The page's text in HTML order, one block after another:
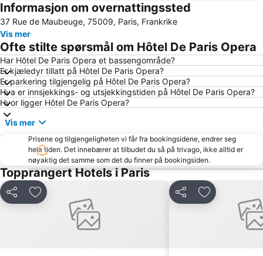
9th district Opéra
3rd district Temple
4th district Hôtel-de-Ville
Champs Elysées
Gare du Nord Paris
Gare de Lyon
7th district Palais Bourbon
St-Germain-des-Prés
8th district Élysée
18th district la Butte-Montmartre
2nd district la Bourse
Triumfbuen
Notre-Dame Cathedral
Montparnasse
Charles de Gaulle - Étoile Metro Station
Louvre Museum
Stade de France
Les Halles
Saint-Germain-des-Prés Metro Station
Parc des Princes
Jardin du Luxembourg
Montparnasse Train station
Gare de l'Est
Châtelet Metro Station
Gare du Nord Metro Station
Informasjon om overnattingssted
37 Rue de Maubeuge, 75009, Paris, Frankrike
Vis mer
Ofte stilte spørsmål om Hôtel De Paris Opera
Har Hôtel De Paris Opera et bassengområde?
Er kjæledyr tillatt på Hôtel De Paris Opera?
Er parkering tilgjengelig på Hôtel De Paris Opera?
Hva er innsjekkings- og utsjekkingstiden på Hôtel De Paris Opera?
Hvor ligger Hôtel De Paris Opera?
Vis mer
Prisene og tilgjengeligheten vi får fra bookingsidene, endrer seg
hele tiden. Det innebærer at tilbudet du så på trivago, ikke alltid er
nøyaktig det samme som det du finner på bookingsiden.
Topprangert Hotels i Paris
Del Legg til i favoritter Del Legg til i